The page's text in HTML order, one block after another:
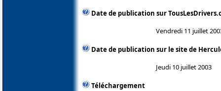
Date de publication sur
Vendredi 11 juillet
Date de publication sur le site de
Jeudi 10 juillet 2003
Téléchargement